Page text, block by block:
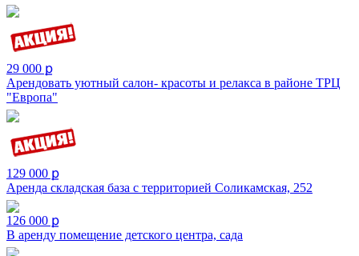
29 000 ք
Арендовать уютный салон- красоты и релакса в районе ТРЦ
"Европа"
129 000 ք
Аренда складская база с территорией Соликамская, 252
126 000 ք
В аренду помещение детского центра, сада